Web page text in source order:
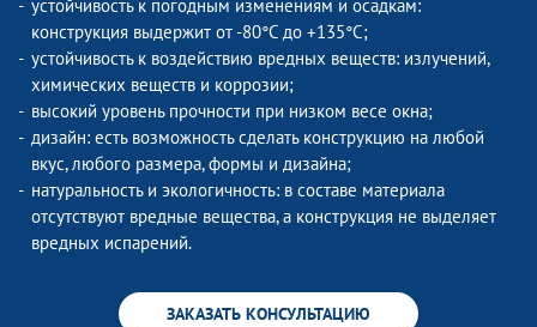
устойчивость к погодным изменениям и осадкам:
конструкция выдержит от -80°C до +135°C;
устойчивость к воздействию вредных веществ: излучений,
химических веществ и коррозии;
высокий уровень прочности при низком весе окна;
дизайн: есть возможность сделать конструкцию на любой
вкус, любого размера, формы и дизайна;
натуральность и экологичность: в составе материала
отсутствуют вредные вещества, а конструкция не выделяет
вредных испарений.
ЗАКАЗАТЬ КОНСУЛЬТАЦИЮ